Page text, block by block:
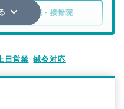
整骨院・接骨院
日営業 鍼灸対応